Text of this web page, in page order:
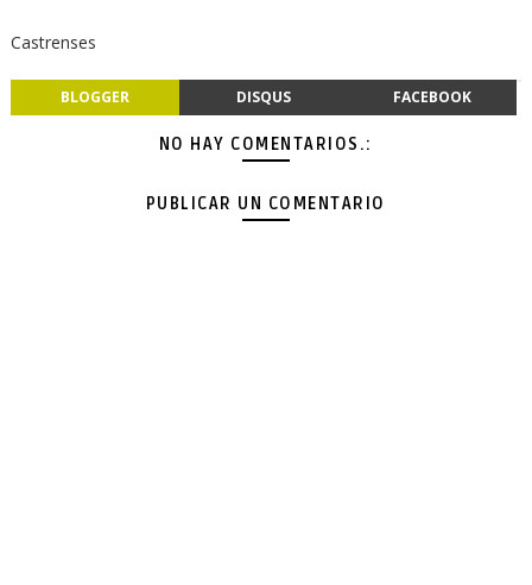
Castrenses
BLOGGER DISQUS FACEBOOK
NO HAY COMENTARIOS.:
PUBLICAR UN COMENTARIO